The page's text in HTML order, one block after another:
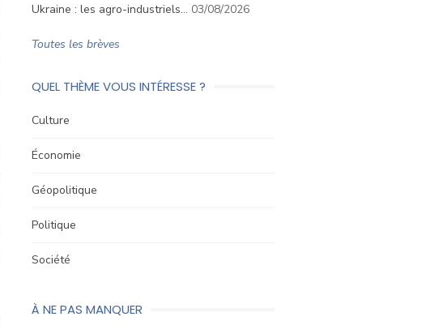
Ukraine : les agro-industriels… 03/08/2026
Toutes les brèves
QUEL THÈME VOUS INTÉRESSE ?
Culture
Économie
Géopolitique
Politique
Société
À NE PAS MANQUER